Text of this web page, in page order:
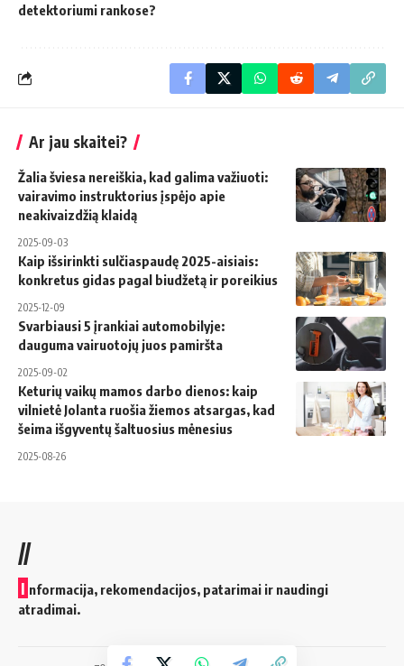
detektoriumi rankose?
Ar jau skaitei?
Žalia šviesa nereiškia, kad galima važiuoti:
vairavimo instruktorius įspėjo apie
neakivaizdžią klaidą
2025-09-03
Kaip išsirinkti sulčiaspaudę 2025-aisiais:
konkretus gidas pagal biudžetą ir poreikius
2025-12-09
Svarbiausi 5 įrankiai automobilyje:
dauguma vairuotojų juos pamiršta
2025-09-02
Keturių vaikų mamos darbo dienos: kaip
vilnietė Jolanta ruošia žiemos atsargas, kad
šeima išgyventų šaltuosius mėnesius
2025-08-26
//
I nformacija, rekomendacijos, patarimai ir naudingi
atradimai.